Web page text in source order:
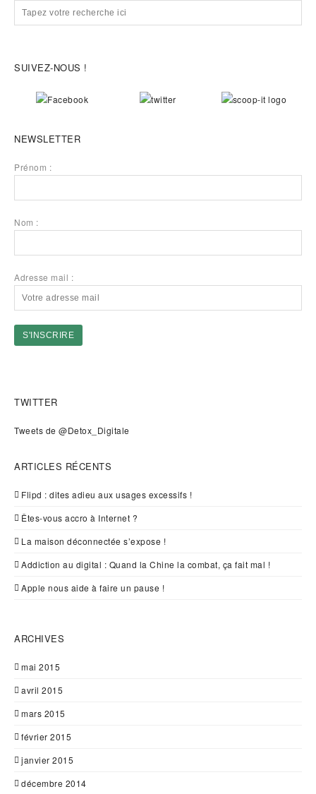
SUIVEZ-NOUS !
NEWSLETTER
Prénom :
Nom :
Adresse mail :
TWITTER
Tweets de @Detox_Digitale
ARTICLES RÉCENTS
Flipd : dites adieu aux usages excessifs !
Êtes-vous accro à Internet ?
La maison déconnectée s’expose !
Addiction au digital : Quand la Chine la combat, ça fait mal !
Apple nous aide à faire un pause !
ARCHIVES
mai 2015
avril 2015
mars 2015
février 2015
janvier 2015
décembre 2014